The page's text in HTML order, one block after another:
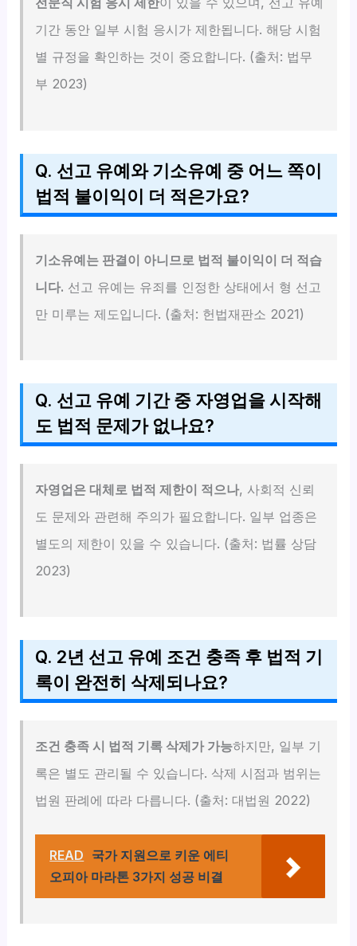
기간 동안 일부 시험 응시가 제한됩니다. 해당 시험
별 규정을 확인하는 것이 중요합니다. (출처: 법무
부 2023)
Q. 선고 유예와 기소유예 중 어느 쪽이
법적 불이익이 더 적은가요?
기소유예는 판결이 아니므로 법적 불이익이 더 적습
니다. 선고 유예는 유죄를 인정한 상태에서 형 선고
만 미루는 제도입니다. (출처: 헌법재판소 2021)
Q. 선고 유예 기간 중 자영업을 시작해
도 법적 문제가 없나요?
자영업은 대체로 법적 제한이 적으나, 사회적 신뢰
도 문제와 관련해 주의가 필요합니다. 일부 업종은
별도의 제한이 있을 수 있습니다. (출처: 법률 상담
2023)
Q. 2년 선고 유예 조건 충족 후 법적 기
록이 완전히 삭제되나요?
조건 충족 시 법적 기록 삭제가 가능하지만, 일부 기
록은 별도 관리될 수 있습니다. 삭제 시점과 범위는
법원 판례에 따라 다릅니다. (출처: 대법원 2022)
READ 국가 지원으로 키운 에티
오피아 마라톤 3가지 성공 비결